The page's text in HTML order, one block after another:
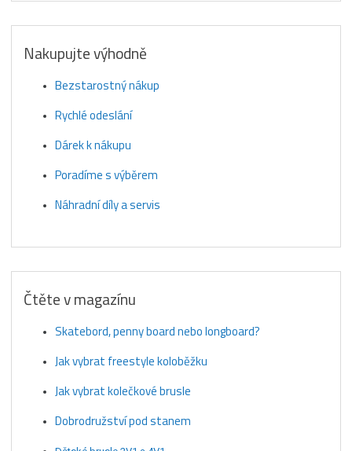
Nakupujte výhodně
Bezstarostný nákup
Rychlé odeslání
Dárek k nákupu
Poradíme s výběrem
Náhradní díly a servis
Čtěte v magazínu
Skatebord, penny board nebo longboard?
Jak vybrat freestyle koloběžku
Jak vybrat kolečkové brusle
Dobrodružství pod stanem